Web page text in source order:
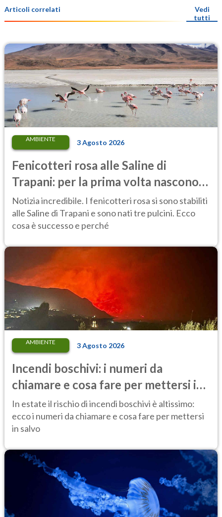
Articoli correlati
Vedi
tutti
AMBIENTE 3 Agosto 2026
Fenicotteri rosa alle Saline di
Trapani: per la prima volta nascono
tre pulcini nella riserva
Notizia incredibile. I fenicotteri rosa si sono stabiliti
alle Saline di Trapani e sono nati tre pulcini. Ecco
cosa è successo e perché
AMBIENTE 3 Agosto 2026
Incendi boschivi: i numeri da
chiamare e cosa fare per mettersi in
salvo
In estate il rischio di incendi boschivi è altissimo:
ecco i numeri da chiamare e cosa fare per mettersi
in salvo